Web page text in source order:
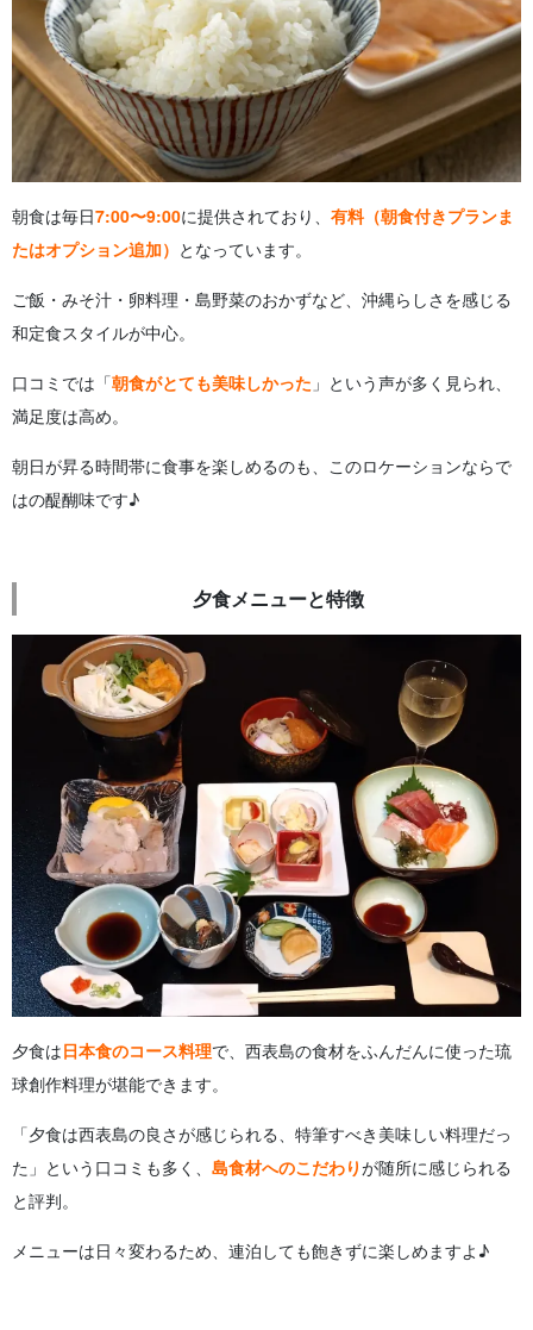
朝食は毎日7:00〜9:00に提供されており、 有料（朝食付きプランま
たはオプション追加） となっています。
ご飯・みそ汁・卵料理・島野菜のおかずなど、沖縄らしさを感じる
和定食スタイルが中心。
口コミでは「朝食がとても美味しかった 」という声が多く見られ、
満足度は高め。
朝日が昇る時間帯に食事を楽しめるのも、このロケーションならで
はの醍醐味です♪
夕食メニューと特徴
夕食は日本食のコース料理で、西表島の食材をふんだんに使った琉
球創作料理が堪能できます。
「夕食は西表島の良さが感じられる、特筆すべき美味しい料理だっ
た」という口コミも多く、 島食材へのこだわりが随所に感じられる
と評判。
メニューは日々変わるため、連泊しても飽きずに楽しめますよ♪